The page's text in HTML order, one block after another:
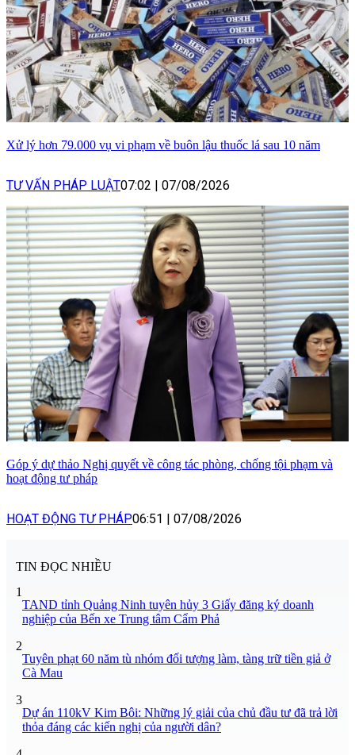
Xử lý hơn 79.000 vụ vi phạm về buôn lậu thuốc lá sau 10 năm
TƯ VẤN PHÁP LUẬT07:02 07/08/2026
Góp ý dự thảo Nghị quyết về công tác phòng, chống tội phạm và
hoạt động tư pháp
HOẠT ĐỘNG TƯ PHÁP06:51 07/08/2026
TIN ĐỌC NHIỀU
1
TAND tỉnh Quảng Ninh tuyên hủy 3 Giấy đăng ký doanh
nghiệp của Bến xe Trung tâm Cẩm Phả
2
Tuyên phạt 60 năm tù nhóm đối tượng làm, tàng trữ tiền giả ở
Cà Mau
3
Dự án 110kV Kim Bôi: Những lý giải của chủ đầu tư đã trả lời
thỏa đáng các kiến nghị của người dân?